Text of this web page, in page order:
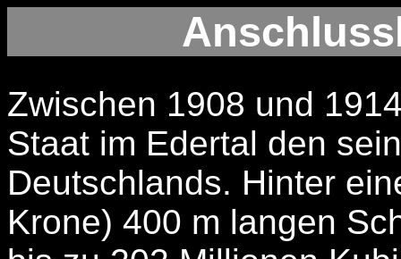
Zwischen 1908 und
Staat im Edertal den
Deutschlands. Hinter
Krone) 400 m langen